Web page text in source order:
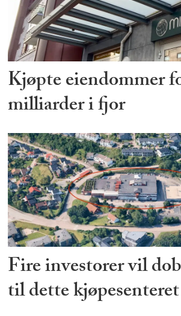
Kjøpte eiendommer
milliarder i fjor
Fire investorer vil
til dette kjøpesenteret